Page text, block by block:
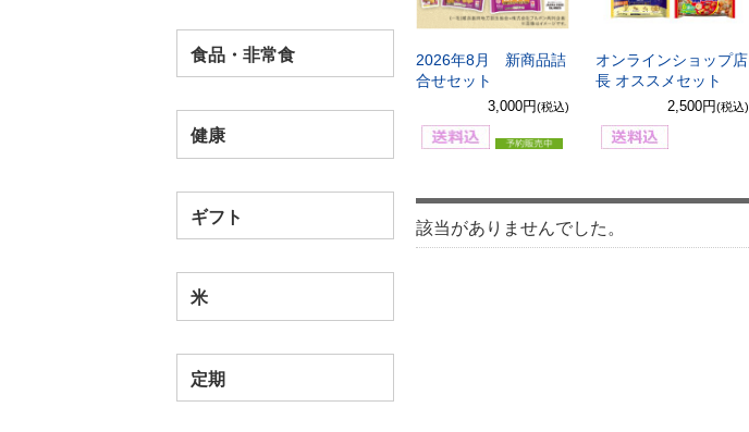
食品・非常食
健康
ギフト
米
定期
2026年8月 新商品詰
合せセット
3,000円(税込)
オンラインショップ店
長 オススメセット
2,500円(税込)
該当がありませんでした。